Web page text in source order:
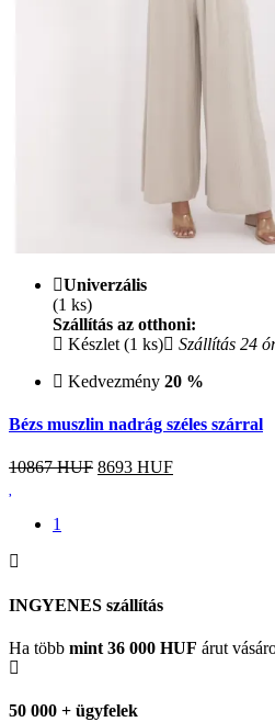
Univerzális
(1 ks)
Szállítás az otthoni:
Készlet (1 ks)
Szállítás 24
Kedvezmény 20 %
Bézs muszlin nadrág széles szárral
10867 HUF 8693 HUF
1
INGYENES szállítás
Ha több mint 36 000 HUF árut
50 000 + ügyfelek